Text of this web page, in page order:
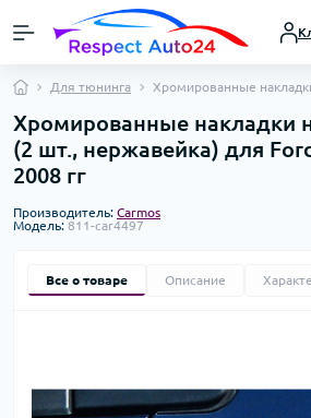
Для тюнинга Хромированные
Хромированные накладки
(2 шт., нержавейка) для
2008 гг
Производитель: Carmos
Модель: 811-car4497
Все о товаре Описание